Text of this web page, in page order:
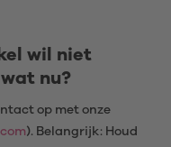
wil niet
nu?
op met onze
). Belangrijk: Houd